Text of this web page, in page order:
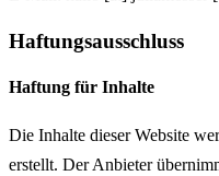
Haftungsausschluss
Haftung für Inhalte
Die Inhalte dieser Website
erstellt. Der Anbieter